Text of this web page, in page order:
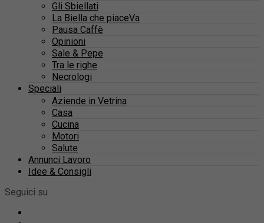
Gli Sbiellati
La Biella che piaceVa
Pausa Caffè
Opinioni
Sale & Pepe
Tra le righe
Necrologi
Speciali
Aziende in Vetrina
Casa
Cucina
Motori
Salute
Annunci Lavoro
Idee & Consigli
Seguici su